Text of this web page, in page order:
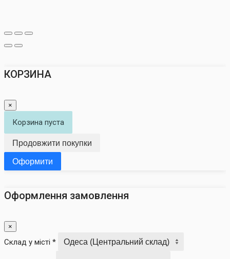
КОРЗИНА
×
Корзина пуста
Продовжити покупки
Оформити
Оформлення замовлення
×
Склад у місті *